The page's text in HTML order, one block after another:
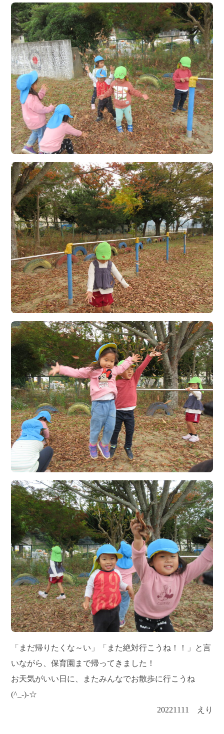
「まだ帰りたくな～い」「また絶対行こうね！！」と言
いながら、保育園まで帰ってきました！
お天気がいい日に、またみんなでお散歩に行こうね
(^_-)-☆
20221111 えり